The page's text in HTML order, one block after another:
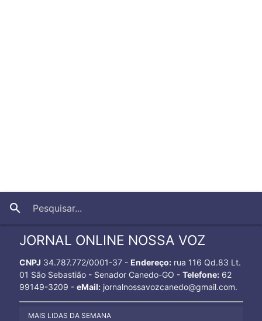
search
JORNAL ONLINE NOSSA VOZ
CNPJ 34.787.772/0001-37 - Endereço:rua 116 Qd.83 Lt.
01 São Sebastião - Senador Canedo-GO - Telefone:62
99149-3209 - eMail:jornalnossavozcanedo@gmail.com.
MAIS LIDAS DA SEMANA